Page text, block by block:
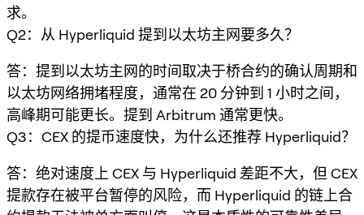
求。
Q2：从 Hyperliquid 提到以太坊主网要多久？
答：提到以太坊主网的时间取决于桥合约的确认周期和
以太坊网络拥堵程度，通常在 20 分钟到 1 小时之间，
高峰期可能更长。提到 Arbitrum 通常更快。
Q3：CEX 的提币速度快，为什么还推荐 Hyperliquid？
答：绝对速度上 CEX 与 Hyperliquid 差距不大，但 CEX
提款存在被平台暂停的风险，而 Hyperliquid 的链上合